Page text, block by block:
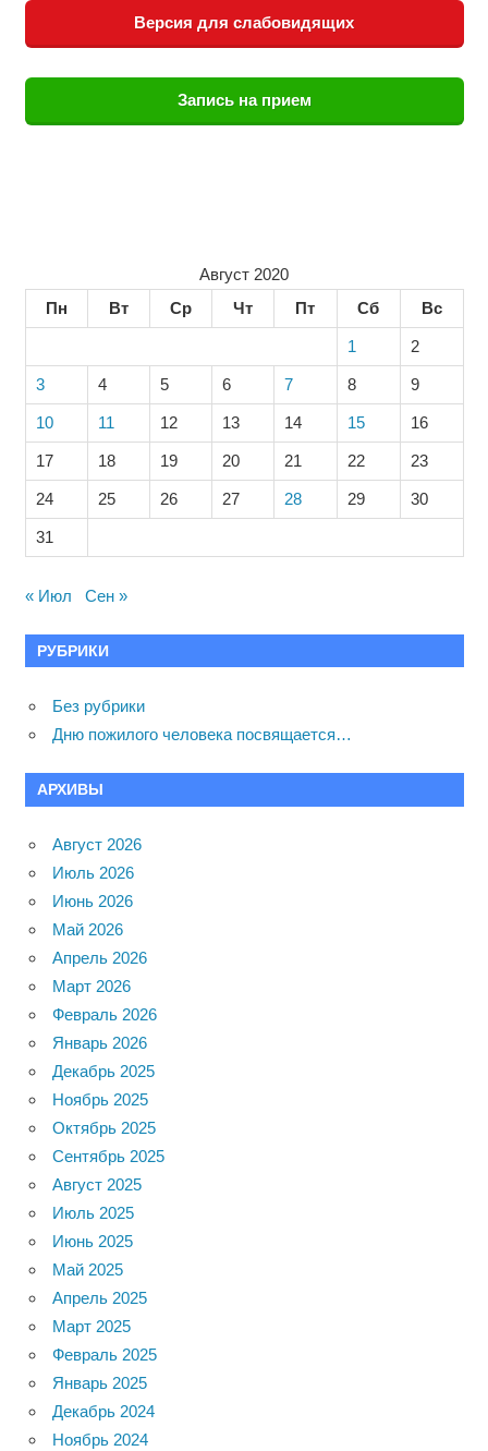
Версия для слабовидящих
Запись на прием
Август 2020
Пн
Вт Ср Чт Пт Сб Вс
1 2
3 4 5 6 7 8 9
10 11 12 13 14 15 16
17 18 19 20 21 22 23
24 25 26 27 28 29 30
31
« Июл Сен »
РУБРИКИ
Без рубрики
Дню пожилого человека посвящается…
АРХИВЫ
Август 2026
Июль 2026
Июнь 2026
Май 2026
Апрель 2026
Март 2026
Февраль 2026
Январь 2026
Декабрь 2025
Ноябрь 2025
Октябрь 2025
Сентябрь 2025
Август 2025
Июль 2025
Июнь 2025
Май 2025
Апрель 2025
Март 2025
Февраль 2025
Январь 2025
Декабрь 2024
Ноябрь 2024